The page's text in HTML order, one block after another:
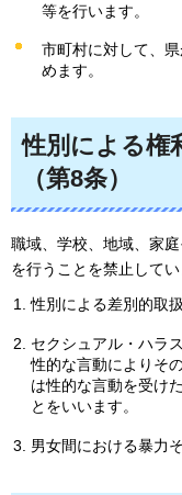
等を行います。
市町村に対して、
めます。
性別による権
（第8条）
職域、学校、地域、家
を行うことを禁止してい
性別による差別的取
セクシュアル・ハラ
性的な言動によりそ
は性的な言動を受け
とをいいます。
男女間における暴力